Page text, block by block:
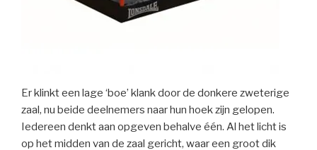
Er klinkt een lage ‘boe’ klank door de donkere zweterige
zaal, nu beide deelnemers naar hun hoek zijn gelopen.
Iedereen denkt aan opgeven behalve één. Al het licht is
op het midden van de zaal gericht, waar een groot dik